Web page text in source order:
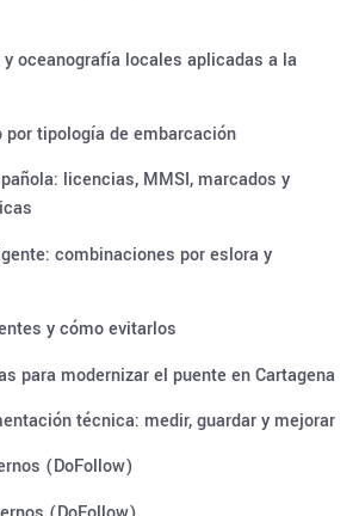
oceanografía locales aplicadas a la
por tipología de embarcación
licencias, MMSI, marcados y
combinaciones por eslora y
y cómo evitarlos
para modernizar el puente en Cartagena
técnica: medir, guardar y mejorar
(DoFollow)